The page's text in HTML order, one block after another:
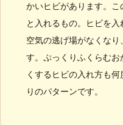
かいヒビがあります。
と入れるもの。ヒビを
空気の逃げ場がなくな
す。ぷっくりふくらむ
くするヒビの入れ方も
りのパターンです。